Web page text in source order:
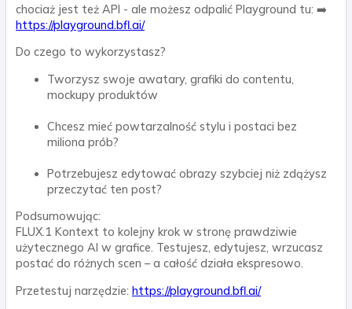
chociaż jest też API - ale możesz odpalić Playground tu: ➡️
https://playground.bfl.ai/
Do czego to wykorzystasz?
Tworzysz swoje awatary, grafiki do contentu,
mockupy produktów
Chcesz mieć powtarzalność stylu i postaci bez
miliona prób?
Potrzebujesz edytować obrazy szybciej niż zdążysz
przeczytać ten post?
Podsumowując:
FLUX.1 Kontext to kolejny krok w stronę prawdziwie
użytecznego AI w grafice. Testujesz, edytujesz, wrzucasz
postać do różnych scen – a całość działa ekspresowo.
Przetestuj narzędzie: https://playground.bfl.ai/